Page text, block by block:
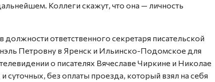
Коллеги скажут, что она — личность
ответственного секретаря писательской
Петровну в Яренск и Ильинско-Подомское для
о писателях Вячеславе Чиркине и Николае
суточных, без оплаты проезда, который взял на себя